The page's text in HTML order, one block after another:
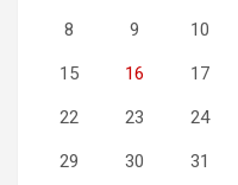
8 9 10
15 16 17
22 23 24
29 30 31